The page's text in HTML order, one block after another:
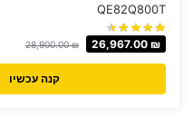
QE82Q800T
28,900.00₪ 26,967.00 ₪
קנה עכשיו